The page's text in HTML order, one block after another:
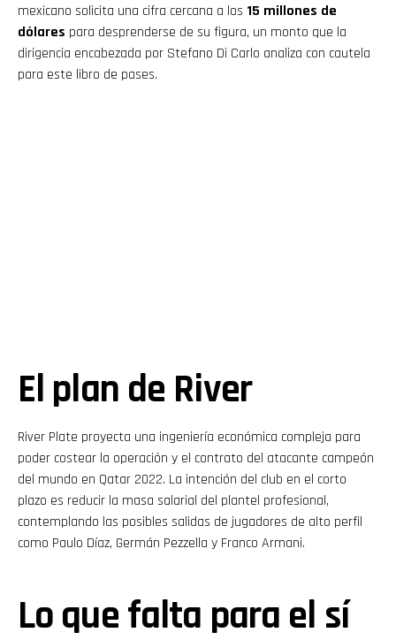
mexicano solicita una cifra cercana a los 15 millones de
dólares para desprenderse de su figura, un monto que la
dirigencia encabezada por Stefano Di Carlo analiza con cautela
para este libro de pases.
El plan de River
River Plate proyecta una ingeniería económica compleja para
poder costear la operación y el contrato del atacante campeón
del mundo en Qatar 2022. La intención del club en el corto
plazo es reducir la masa salarial del plantel profesional,
contemplando las posibles salidas de jugadores de alto perfil
como Paulo Díaz, Germán Pezzella y Franco Armani.
Lo que falta para el sí